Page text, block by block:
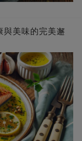
美味的完美邂